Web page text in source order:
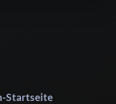
Startseite